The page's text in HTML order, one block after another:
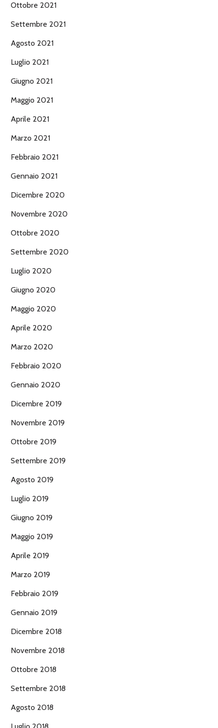
Ottobre 2021
Settembre 2021
Agosto 2021
Luglio 2021
Giugno 2021
Maggio 2021
Aprile 2021
Marzo 2021
Febbraio 2021
Gennaio 2021
Dicembre 2020
Novembre 2020
Ottobre 2020
Settembre 2020
Luglio 2020
Giugno 2020
Maggio 2020
Aprile 2020
Marzo 2020
Febbraio 2020
Gennaio 2020
Dicembre 2019
Novembre 2019
Ottobre 2019
Settembre 2019
Agosto 2019
Luglio 2019
Giugno 2019
Maggio 2019
Aprile 2019
Marzo 2019
Febbraio 2019
Gennaio 2019
Dicembre 2018
Novembre 2018
Ottobre 2018
Settembre 2018
Agosto 2018